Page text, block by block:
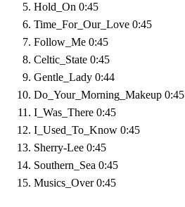
Hold_On 0:45
Time_For_Our_Love 0:45
Follow_Me 0:45
Celtic_State 0:45
Gentle_Lady 0:44
Do_Your_Morning_Makeup 0:45
I_Was_There 0:45
I_Used_To_Know 0:45
Sherry-Lee 0:45
Southern_Sea 0:45
Musics_Over 0:45